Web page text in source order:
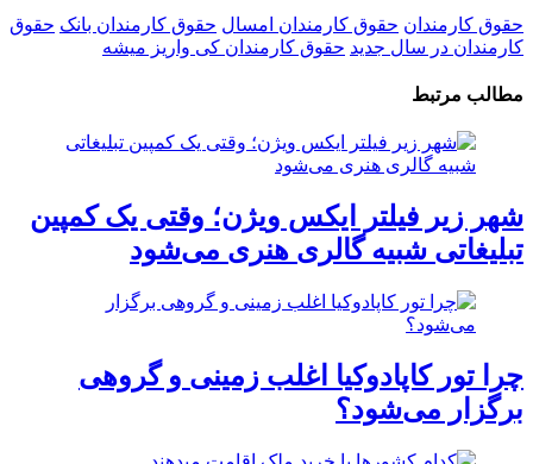
حقوق کارمندان حقوق کارمندان امسال حقوق کارمندان بانک حقوق
کارمندان در سال جدید حقوق کارمندان کی واریز میشه
مطالب مرتبط
شهر زیر فیلتر ایکس ویژن؛ وقتی یک کمپین
تبلیغاتی شبیه گالری هنری می‌شود
چرا تور کاپادوکیا اغلب زمینی و گروهی
برگزار می‌شود؟